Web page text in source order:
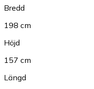
Bredd
198 cm
Höjd
157 cm
Längd